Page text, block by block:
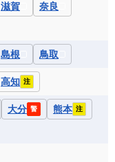
滋賀
奈良
島根 鳥取
高知 注
大分 警 熊本 注